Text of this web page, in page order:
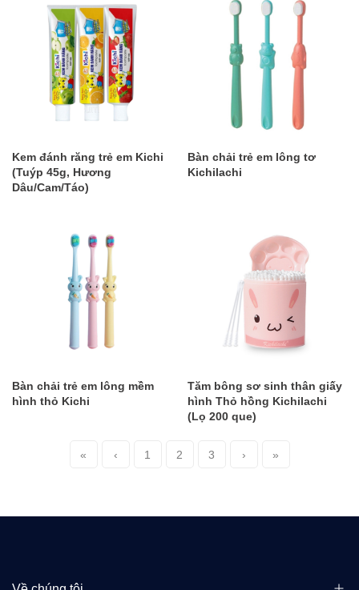
Kem đánh răng trẻ em Kichi
(Tuýp 45g, Hương
Dâu/Cam/Táo)
Bàn chải trẻ em lông tơ
Kichilachi
Bàn chải trẻ em lông mềm
hình thỏ Kichi
Tăm bông sơ sinh thân giấy
hình Thỏ hồng Kichilachi
(Lọ 200 que)
« ‹ 1 2 3 › »